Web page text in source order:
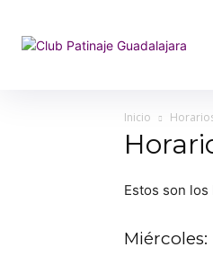
Inicio
Estos son
Miércoles: